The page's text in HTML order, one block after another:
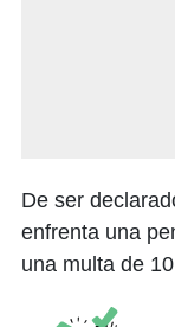
De ser
enfrenta una
una multa de